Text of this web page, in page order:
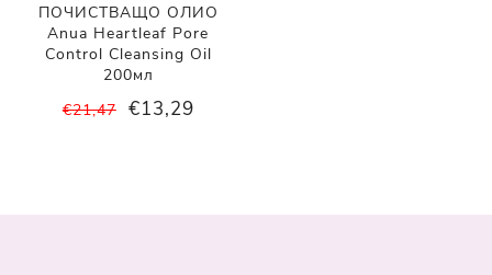
ПОЧИСТВАЩО ОЛИО
Anua Heartleaf Pore
Control Cleansing Oil
200мл
€21,47 €13,29